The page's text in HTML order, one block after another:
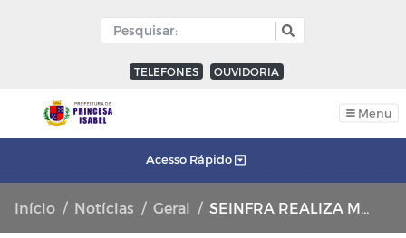
TELEFONES OUVIDORIA
Menu
Acesso Rápido
Início Notícias Geral SEINFRA REALIZA MELHORIAS ESTRUTURAIS NAS PRINCIPAIS RUAS E AVENIDAS